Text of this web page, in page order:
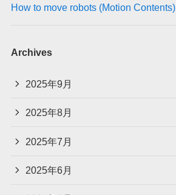
How to move robots (Motion Contents)
Archives
2025年9月
2025年8月
2025年7月
2025年6月